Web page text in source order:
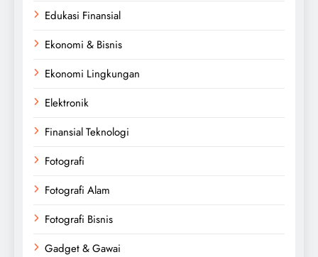
Edukasi Finansial
Ekonomi & Bisnis
Ekonomi Lingkungan
Elektronik
Finansial Teknologi
Fotografi
Fotografi Alam
Fotografi Bisnis
Gadget & Gawai